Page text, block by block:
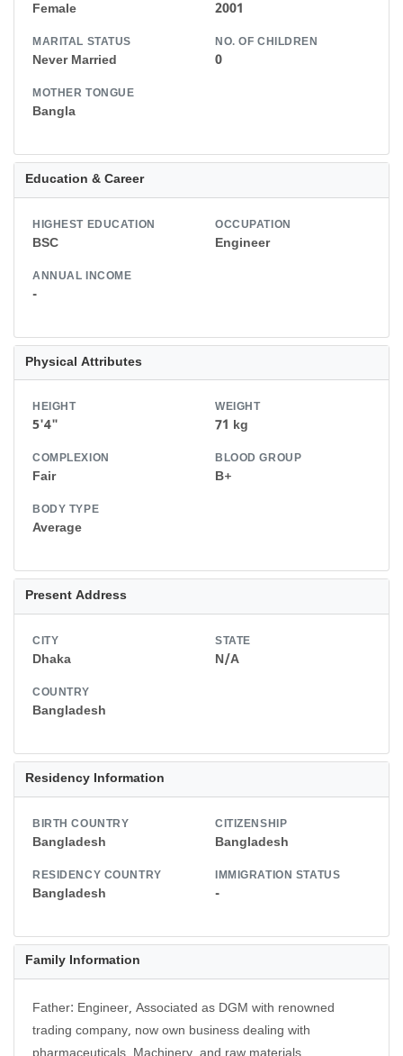
Female 2001
MARITAL STATUS
Never Married
NO. OF CHILDREN
0
MOTHER TONGUE
Bangla
Education & Career
HIGHEST EDUCATION
BSC
OCCUPATION
Engineer
ANNUAL INCOME
-
Physical Attributes
HEIGHT
5'4"
WEIGHT
71 kg
COMPLEXION
Fair
BLOOD GROUP
B+
BODY TYPE
Average
Present Address
CITY
Dhaka
STATE
N/A
COUNTRY
Bangladesh
Residency Information
BIRTH COUNTRY
Bangladesh
CITIZENSHIP
Bangladesh
RESIDENCY COUNTRY
Bangladesh
IMMIGRATION STATUS
-
Family Information
Father: Engineer, Associated as DGM with renowned
trading company, now own business dealing with